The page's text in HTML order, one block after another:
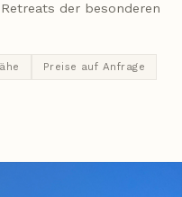
der besonderen
Preise auf Anfrage